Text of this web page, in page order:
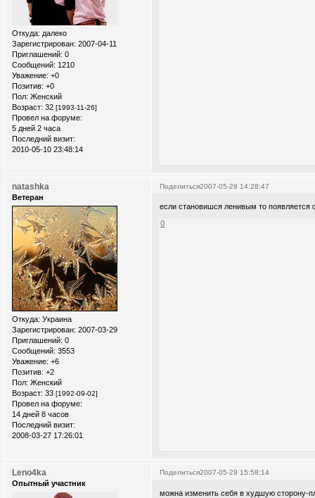
Откуда: далеко
Зарегистрирован: 2007-04-11
Приглашений: 0
Сообщений: 1210
Уважение: +0
Позитив: +0
Пол: Женский
Возраст: 32 [1993-11-26]
Провел на форуме:
5 дней 2 часа
Последний визит:
2010-05-10 23:48:14
Поделиться2007-05-28 14:28:47
natashka
Ветеран
Откуда: Украина
Зарегистрирован: 2007-03-29
Приглашений: 0
Сообщений: 3553
Уважение: +6
Позитив: +2
Пол: Женский
Возраст: 33 [1992-09-02]
Провел на форуме:
14 дней 8 часов
Последний визит:
2008-03-27 17:26:01
если становишся ленивым то
0
Поделиться2007-05-29 15:58:14
Leno4ka
Опытный участник
можна изменить себя в худшую сторону-